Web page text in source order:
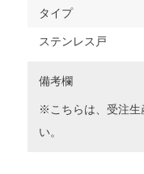
タイプ
ステンレス戸
備考欄
※こちらは、受注生
い。